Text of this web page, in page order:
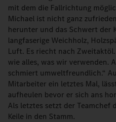
mit dem die Fallrichtung
Michael ist nicht ganz
herunter und das Schwert der
langfaserige Weichholz,
Luft. Es riecht nach
wie alles, was wir verwenden.
schmiert umweltfreundlich.“
Mitarbeiter ein letztes Mal,
aufheulen bevor er sich ans
Als letztes setzt der Teamchef
Keile in den Stamm.